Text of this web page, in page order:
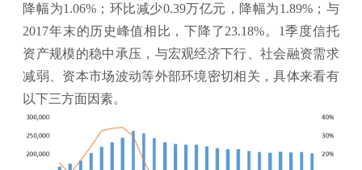
降幅为1.06%；环比减少0.39万亿元，降幅为1.89%；与
2017年末的历史峰值相比，下降了23.18%。1季度信托
资产规模的稳中承压，与宏观经济下行、社会融资需求
减弱、资本市场波动等外部环境密切相关，具体来看有
以下三方面因素。